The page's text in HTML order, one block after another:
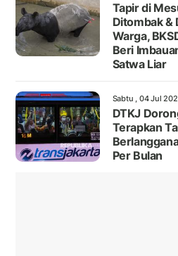
Tapir di
Ditombak &
Warga,
Beri
Satwa Liar
Sabtu , 04 Jul
DTKJ
Terapkan
Per Bulan